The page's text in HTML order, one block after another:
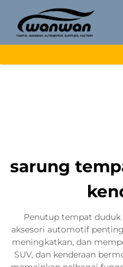
sarung
Penutup tempat duduk
aksesori automotif
meningkatkan, dan
SUV, dan kenderaan